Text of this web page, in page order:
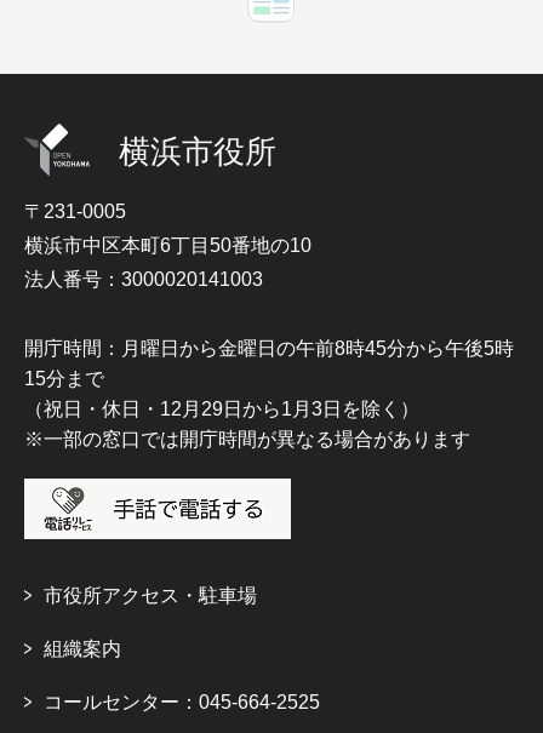
横浜市役所
〒231-0005
横浜市中区本町6丁目50番地の10
法人番号：3000020141003
開庁時間：月曜日から金曜日の午前8時45分から午後5時
15分まで
（祝日・休日・12月29日から1月3日を除く）
※一部の窓口では開庁時間が異なる場合があります
市役所アクセス・駐車場
組織案内
コールセンター：045-664-2525